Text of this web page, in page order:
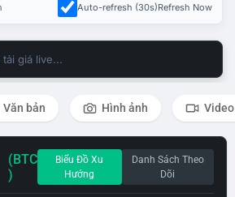
Auto-refresh (30s)Refresh Now
giá live...
Văn bản Hình ảnh Video
(BTC
)
Biểu Đồ Xu
Hướng
Danh Sách Theo
Dõi